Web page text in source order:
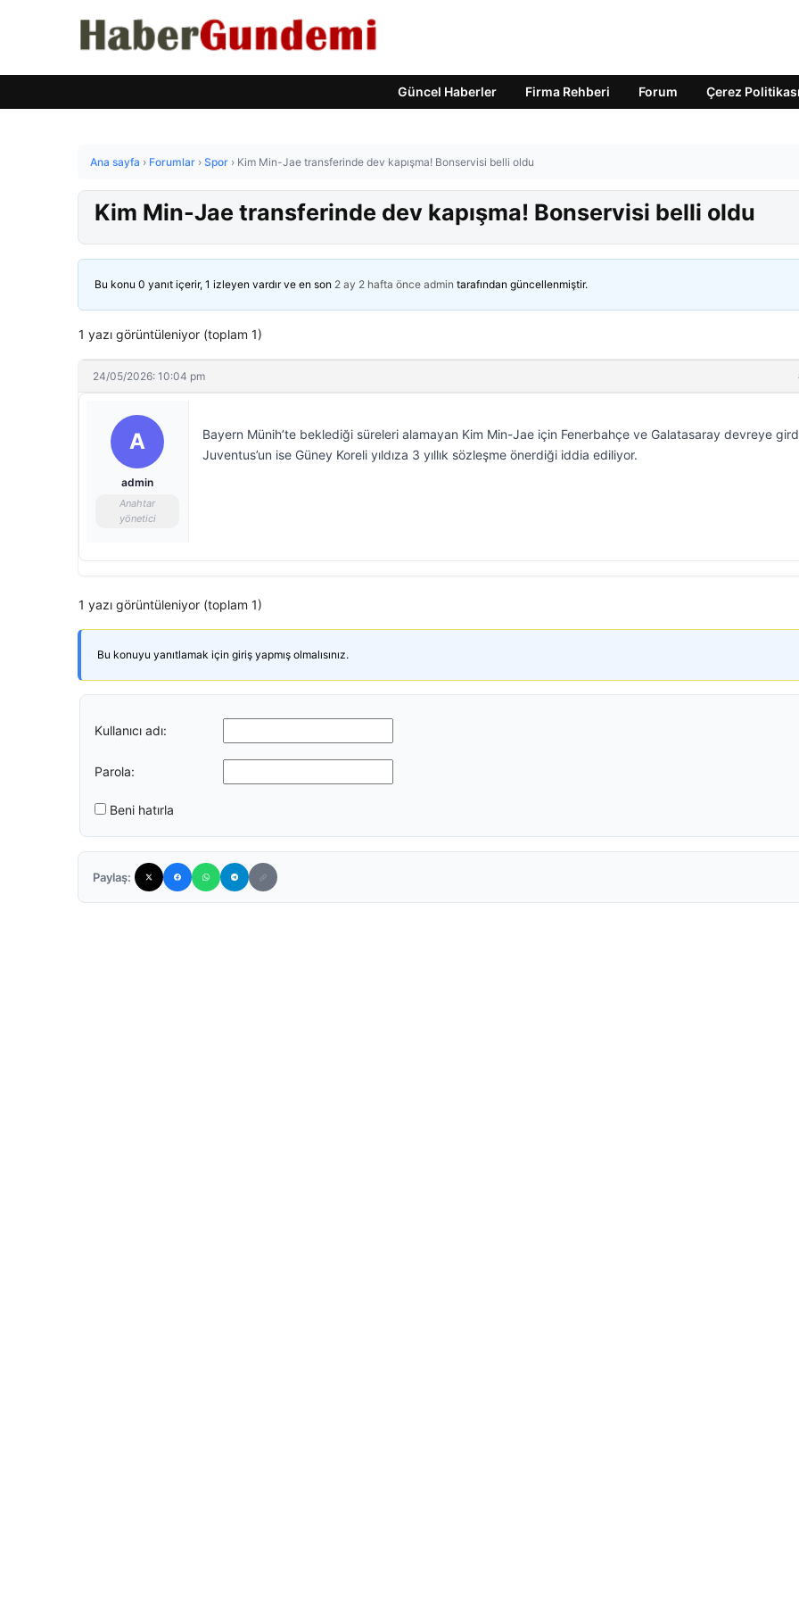
Güncel Haberler Firma Rehberi Forum Çerez Politikası
Ana sayfa › Forumlar › Spor › Kim Min-Jae transferinde dev kapışma! Bonservisi belli oldu
Kim Min-Jae transferinde dev kapışma! Bonservisi belli oldu
Bu konu 0 yanıt içerir, 1 izleyen vardır ve en son 2 ay 2 hafta önce admin tarafından güncellenmiştir.
1 yazı görüntüleniyor (toplam 1)
24/05/2026: 10:04 pm
A
admin
Anahtar
yönetici
Bayern Münih’te beklediği süreleri alamayan Kim Min-Jae için Fenerbahçe ve Galatasaray devreye
Juventus’un ise Güney Koreli yıldıza 3 yıllık sözleşme önerdiği iddia ediliyor.
1 yazı görüntüleniyor (toplam 1)
Bu konuyu yanıtlamak için giriş yapmış olmalısınız.
Kullanıcı adı:
Parola:
Beni hatırla
Paylaş: